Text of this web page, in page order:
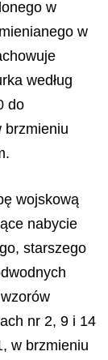
w
w
według
do
brzmieniu
wojskową
nabycie
starszego
nr 2, 9 i 14
w brzmieniu